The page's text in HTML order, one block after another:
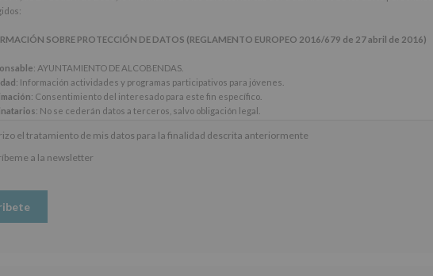
SOBRE PROTECCIÓN DE DATOS (REGLAMENTO EUROPEO 2016/679 de 27 abril de 2016)
: AYUNTAMIENTO DE ALCOBENDAS.
: Información actividades y programas participativos para jóvenes.
: Consentimiento del interesado para este fin específico.
: No se cederán datos a terceros, salvo obligación legal.
adicional
: Puede consultar el apartado Aquí Protegemos tus Datos de nuestra página web:
el tratamiento de mis datos para la finalidad descrita anteriormente
a la newsletter